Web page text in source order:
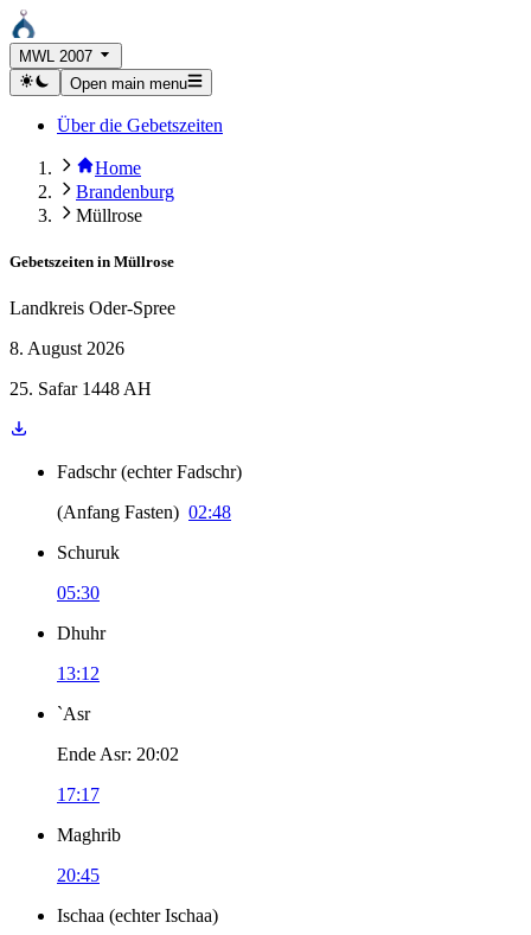
MWL 2007
Open main menu
Über die Gebetszeiten
Home
Brandenburg
Müllrose
Gebetszeiten in Müllrose
Landkreis Oder-Spree
8. August 2026
25. Safar 1448 AH
Fadschr (echter Fadschr)
(Anfang Fasten) 02:48
Schuruk
05:30
Dhuhr
13:12
`Asr
Ende Asr: 20:02
17:17
Maghrib
20:45
Ischaa (echter Ischaa)